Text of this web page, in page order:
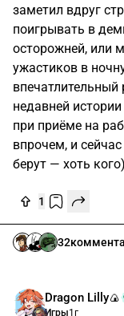
заметил вдруг
поигрывать в
осторожней, или
ужастиков в
впечатлительный
недавней
при приёме на
впрочем, и
берут — хоть
1
32
Dragon Lilly🍙
Игры1г